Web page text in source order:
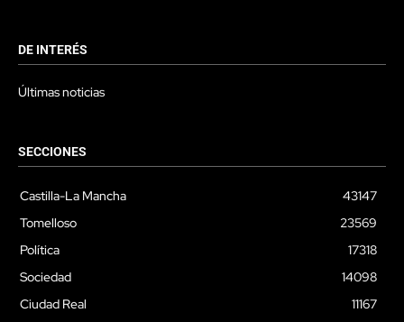
DE INTERÉS
Últimas noticias
SECCIONES
Castilla-La Mancha
43147
Tomelloso
23569
Política
17318
Sociedad
14098
Ciudad Real
11167